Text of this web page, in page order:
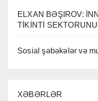
ELXAN BƏŞIROV:
TİKİNTİ
Sosial şəbəkələr və
XƏBƏRLƏR